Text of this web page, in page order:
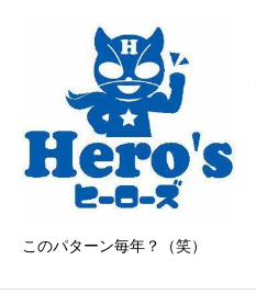
このパターン毎年？（笑）